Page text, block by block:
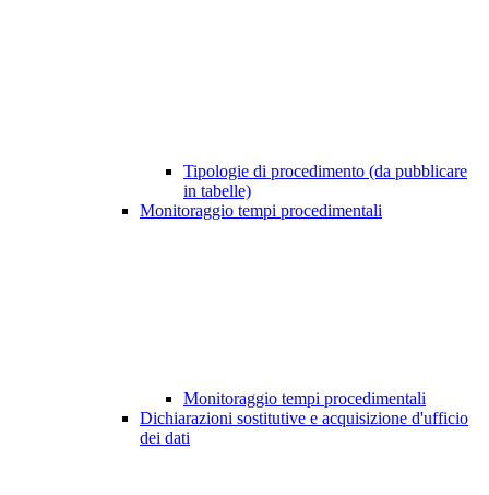
Tipologie di procedimento (da pubblicare
in tabelle)
Monitoraggio tempi procedimentali
Monitoraggio tempi procedimentali
Dichiarazioni sostitutive e acquisizione d'ufficio
dei dati